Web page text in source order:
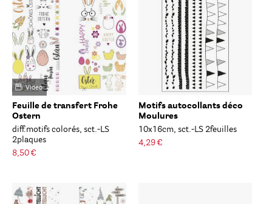
Video
Feuille de transfert Frohe
Ostern
diff.motifs colorés, sct.-LS
2plaques
8,50 €
Motifs autocollants déco
Moulures
10x16cm, sct.-LS 2feuilles
4,29 €